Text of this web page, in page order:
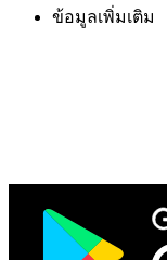
ข้อมูลเพิ่มเติม